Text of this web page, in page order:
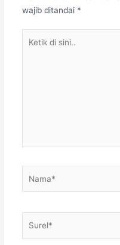
wajib ditandai *